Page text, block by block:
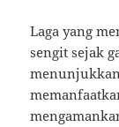
Laga yang
sengit sejak